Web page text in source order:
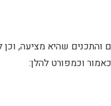
שהיא מציעה, וכן
וכמפורט להלן: